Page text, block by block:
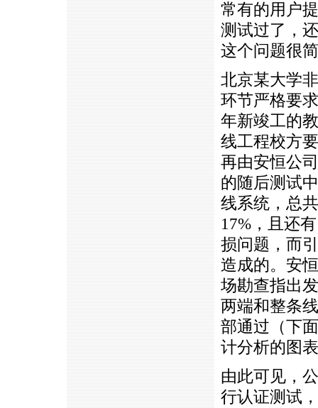
常有的用户
测试过了，
这个问题很
北京某大学
环节严格要
年新竣工的
线工程校方
再由安恒公
的随后测试
线系统，总
17%，且还
损问题，而
造成的。安
场勘查指出
两端和整条
部通过（下
计分析的图
由此可见，
行认证测试